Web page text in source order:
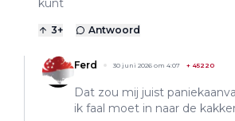
kunt
3+ Antwoord
Ferd 30 juni 2026 om 4:07 + 45220
Dat zou mij juist
ik faal moet in naar de